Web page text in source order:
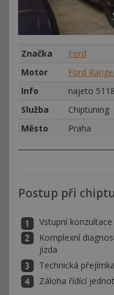
Značka
Ford
Motor
Ford
Info
najeto
Služba
Chiptuning
Město
Praha
Postup při
Vstupní
Komplexní
jízda
Technická
Záloha řídící